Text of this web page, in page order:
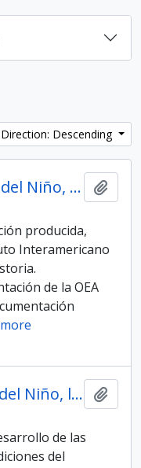
Direction: Descending
Instituto Interamericano del Niño, la Niña y Adolescentes
producida,
Interamericano
de la OEA
Congreso Panamericano del Niño, la Niña y Adolescentes
de las
del